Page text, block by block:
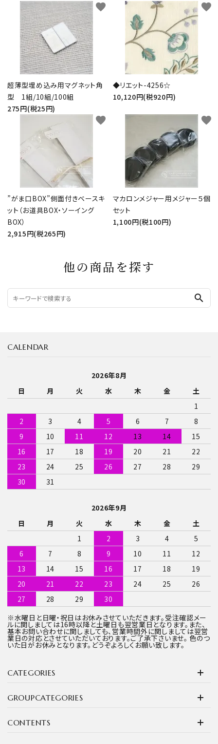
超薄型埋め込み用マグネット角
型 1組/10組/100組
275円(税25円)
favorite
◆リエット-4256☆
10,120円(税920円)
favorite
”がま口BOX”側面付きベースキ
ット（お道具BOX・ソーイング
BOX）
2,915円(税265円)
favorite
マカロンメジャー用メジャー５個
セット
1,100円(税100円)
favorite
他の商品を探す
search
CATEGORIES
GROUPCATEGORIES
CONTENTS
CALENDAR
2026年8月
日
月 火 水 木 金
土
1
2
3 4 5 6 7
8
9
10 11 12 13 14
15
16
17 18 19 20 21
22
23
24 25 26 27 28
29
30
31
2026年9月
日
月 火 水 木 金
土
1
2 3 4
5
6
7 8 9 10 11
12
13
14 15 16 17 18
19
20
21 22 23 24 25
26
27
28 29
30
※水曜日と日曜・祝日はお休みさせていただきます。受注確認メー
ルに関しましては16時以降と土曜日も翌営業日となります。また、
基本お問い合わせに関しましても、営業時間外に関しましては翌営
業日の対応とさせていただいております。ご了承下さいませ。 色のつ
いた日がお休みとなります。どうぞよろしくお願い致します。